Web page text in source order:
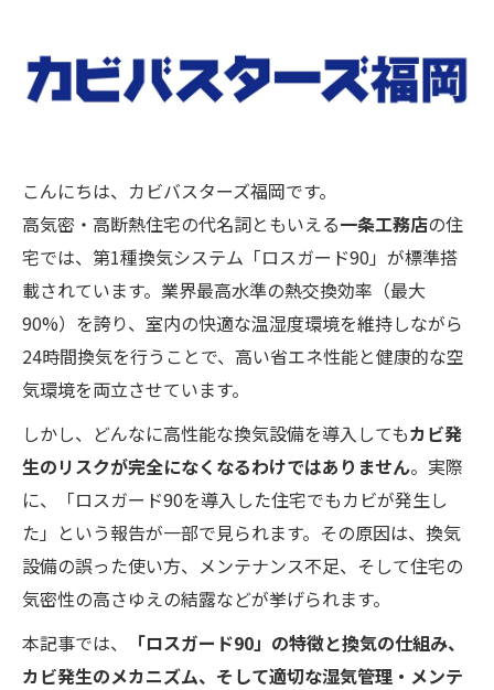
こんにちは、カビバスターズ福岡です。
高気密・高断熱住宅の代名詞ともいえる一条工務店の住
宅では、第1種換気システム「ロスガード90」が標準搭
載されています。業界最高水準の熱交換効率（最大
90%）を誇り、室内の快適な温湿度環境を維持しながら
24時間換気を行うことで、高い省エネ性能と健康的な空
気環境を両立させています。
しかし、どんなに高性能な換気設備を導入してもカビ発
生のリスクが完全になくなるわけではありません。実際
に、「ロスガード90を導入した住宅でもカビが発生し
た」という報告が一部で見られます。その原因は、換気
設備の誤った使い方、メンテナンス不足、そして住宅の
気密性の高さゆえの結露などが挙げられます。
本記事では、
「ロスガード90」の特徴と換気の仕組み、
カビ発生のメカニズム、そして適切な湿気管理・メンテ